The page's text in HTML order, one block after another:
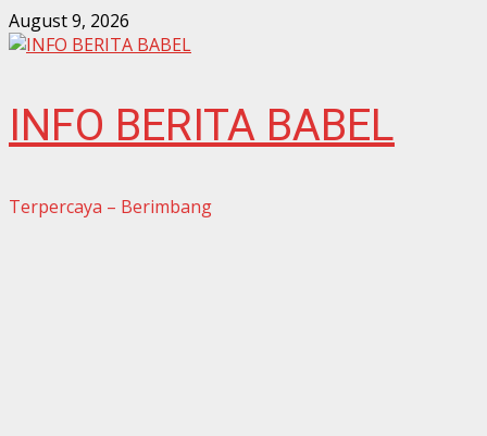
Skip
to
August 9, 2026
INFO BERITA BABEL
Terpercaya – Berimbang